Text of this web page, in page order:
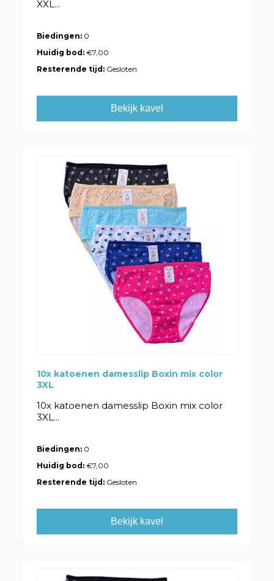
XXL...
Biedingen: 0
Huidig bod:€7,00
Resterende tijd: Gesloten
Bekijk kavel
10x katoenen damesslip Boxin mix color
3XL
10x katoenen damesslip Boxin mix color
3XL...
Biedingen: 0
Huidig bod:€7,00
Resterende tijd: Gesloten
Bekijk kavel